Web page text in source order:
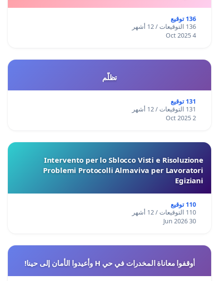
136 توقيع
136 التوقيعات / 12 أشهر
4 Oct 2025
تظلّم
131 توقيع
131 التوقيعات / 12 أشهر
2 Oct 2025
Intervento per lo Sblocco Visti e Risoluzione
Problemi Protocolli Almaviva per Lavoratori
Egiziani
110 توقيع
110 التوقيعات / 12 أشهر
30 Jun 2026
أوقفوا معاناة المخدرات في حي H وأعيدوا الأمان إلى حينا!